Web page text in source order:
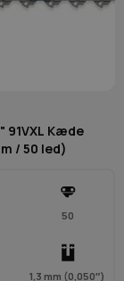
91VXL Kæde
/ 50 led)
50
1,3 mm (0,050″)